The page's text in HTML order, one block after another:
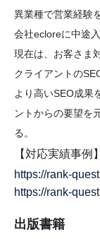
異業種で営業経験
会社ecloreに中途入
現在は、お客さま
クライアントの
より高いSEO成果
ントからの要望を
る。
【対応実績事例】
https://rank-
https://rank-
出版書籍